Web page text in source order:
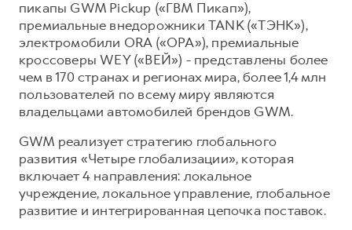
пикапы GWM Pickup («ГВМ Пикап»),
премиальные внедорожники TANK («ТЭНК»),
электромобили ORA («ОРА»), премиальные
кроссоверы WEY («ВЕЙ») - представлены более
чем в 170 странах и регионах мира, более 1,4 млн
пользователей по всему миру являются
владельцами автомобилей брендов GWM.
GWM реализует стратегию глобального
развития «Четыре глобализации», которая
включает 4 направления: локальное
учреждение, локальное управление, глобальное
развитие и интегрированная цепочка поставок.